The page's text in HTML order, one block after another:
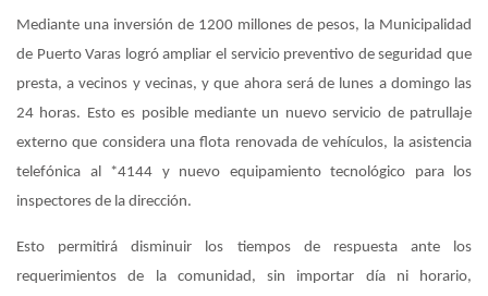
Mediante una inversión de 1200 millones de pesos, la Municipalidad
de Puerto Varas logró ampliar el servicio preventivo de seguridad que
presta, a vecinos y vecinas, y que ahora será de lunes a domingo las
24 horas. Esto es posible mediante un nuevo servicio de patrullaje
externo que considera una flota renovada de vehículos, la asistencia
telefónica al *4144 y nuevo equipamiento tecnológico para los
inspectores de la dirección.
Esto permitirá disminuir los tiempos de respuesta ante los
requerimientos de la comunidad, sin importar día ni horario,